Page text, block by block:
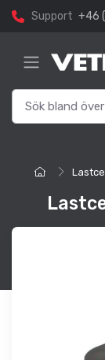
Support +46